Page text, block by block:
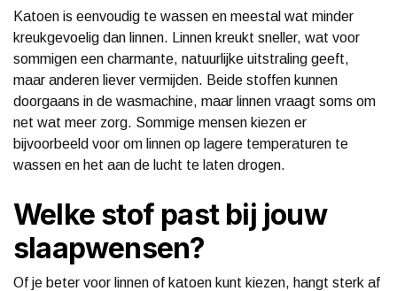
Katoen is eenvoudig te wassen en meestal wat minder
kreukgevoelig dan linnen. Linnen kreukt sneller, wat voor
sommigen een charmante, natuurlijke uitstraling geeft,
maar anderen liever vermijden. Beide stoffen kunnen
doorgaans in de wasmachine, maar linnen vraagt soms om
net wat meer zorg. Sommige mensen kiezen er
bijvoorbeeld voor om linnen op lagere temperaturen te
wassen en het aan de lucht te laten drogen.
Welke stof past bij jouw
slaapwensen?
Of je beter voor linnen of katoen kunt kiezen, hangt sterk af